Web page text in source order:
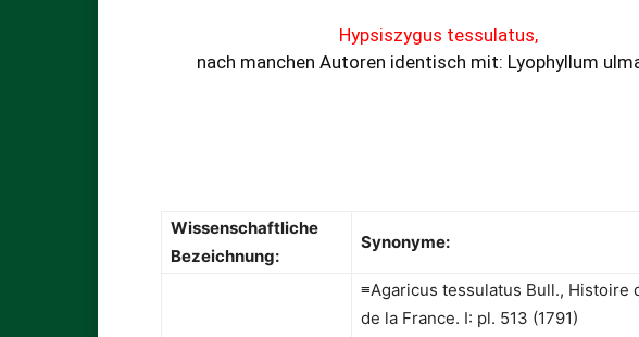
Hypsiszygus tessulatus,
nach manchen Autoren identisch mit: Lyophyllum
Wissenschaftliche
Bezeichnung:
Synonyme:
≡Agaricus tessulatus Bull., Histoire
de la France. I: pl. 513 (1791)